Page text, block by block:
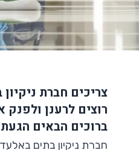
צריכים חברת
רוצים לרענן
ברוכים הבאים
חברת ניקיון בתים באלעד